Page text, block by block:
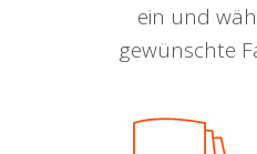
ein und
gewünschte